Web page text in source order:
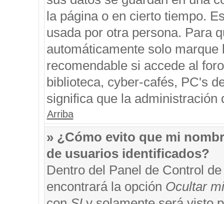
la página o en cierto tiempo.
usada por otra persona. Para
automáticamente solo
recomendable si accede al
biblioteca, cyber-cafés, PC's
significa que la administración
Arriba
» ¿Cómo evito que mi
de usuarios identificados?
Dentro del Panel de Control
encontrará la opción Ocultar